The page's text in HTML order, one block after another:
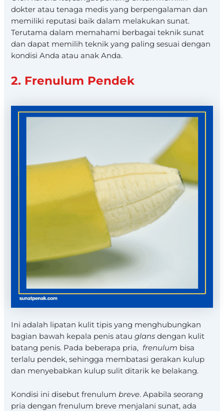
dokter atau tenaga medis yang berpengalaman dan
memiliki reputasi baik dalam melakukan sunat.
Terutama dalam memahami berbagai teknik sunat
dan dapat memilih teknik yang paling sesuai dengan
kondisi Anda atau anak Anda.
2. Frenulum Pendek
Ini adalah lipatan kulit tipis yang menghubungkan
bagian bawah kepala penis atauglans dengan kulit
batang penis. Pada beberapa pria, frenulum bisa
terlalu pendek, sehingga membatasi gerakan kulup
dan menyebabkan kulup sulit ditarik ke belakang.
Kondisi ini disebut frenulumbreve. Apabila seorang
pria dengan frenulum breve menjalani sunat, ada